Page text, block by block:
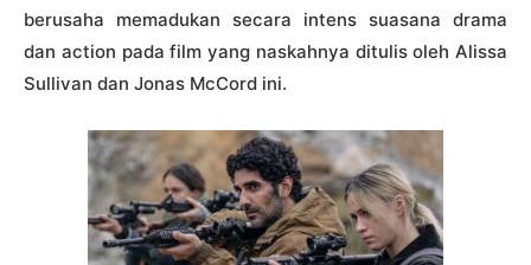
berusaha memadukan secara intens suasana drama
dan action pada film yang naskahnya ditulis oleh Alissa
Sullivan dan Jonas McCord ini.